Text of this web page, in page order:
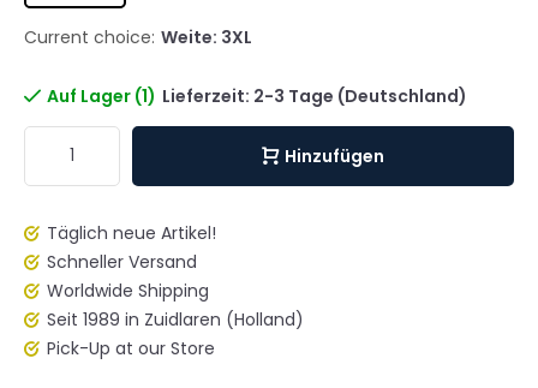
Current choice: Weite: 3XL
Auf Lager (1) Lieferzeit: 2-3 Tage (Deutschland)
Hinzufügen
Täglich neue Artikel!
Schneller Versand
Worldwide Shipping
Seit 1989 in Zuidlaren (Holland)
Pick-Up at our Store